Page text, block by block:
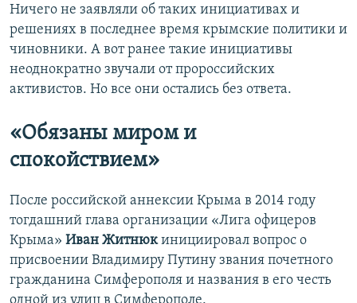
Ничего не заявляли об таких инициативах и
решениях в последнее время крымские политики и
чиновники. А вот ранее такие инициативы
неоднократно звучали от пророссийских
активистов. Но все они остались без ответа.
«Обязаны миром и
спокойствием»
После российской аннексии Крыма в 2014 году
тогдашний глава организации «Лига офицеров
Крыма» Иван Житнюкинициировал вопрос о
присвоении Владимиру Путину звания почетного
гражданина Симферополя и названия в его честь